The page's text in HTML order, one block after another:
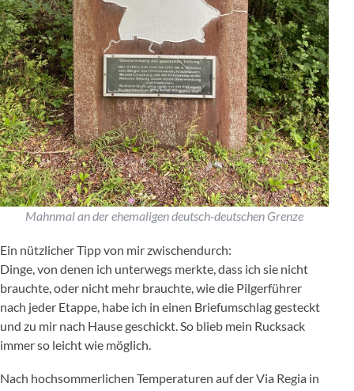
Mahnmal an der ehemaligen deutsch-deutschen Grenze
Ein nützlicher Tipp von mir zwischendurch:
Dinge, von denen ich unterwegs merkte, dass ich sie nicht
brauchte, oder nicht mehr brauchte, wie die Pilgerführer
nach jeder Etappe, habe ich in einen Briefumschlag gesteckt
und zu mir nach Hause geschickt. So blieb mein Rucksack
immer so leicht wie möglich.
Nach hochsommerlichen Temperaturen auf der Via Regia in